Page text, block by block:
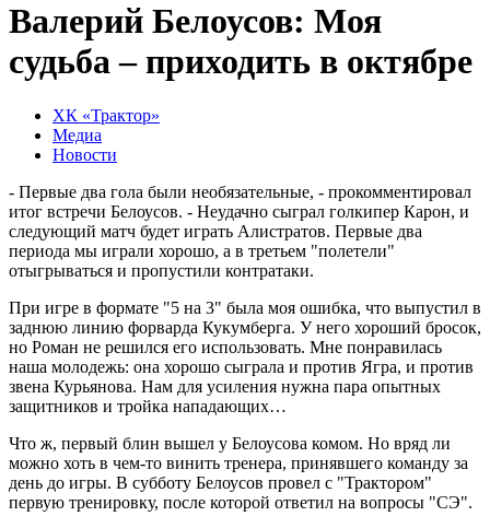
Валерий Белоусов: Моя
судьба – приходить в октябре
ХК «Трактор»
Медиа
Новости
- Первые два гола были необязательные, - прокомментировал
итог встречи Белоусов. - Неудачно сыграл голкипер Карон, и
следующий матч будет играть Алистратов. Первые два
периода мы играли хорошо, а в третьем "полетели"
отыгрываться и пропустили контратаки.
При игре в формате "5 на 3" была моя ошибка, что выпустил в
заднюю линию форварда Кукумберга. У него хороший бросок,
но Роман не решился его использовать. Мне понравилась
наша молодежь: она хорошо сыграла и против Ягра, и против
звена Курьянова. Нам для усиления нужна пара опытных
защитников и тройка нападающих…
Что ж, первый блин вышел у Белоусова комом. Но вряд ли
можно хоть в чем-то винить тренера, принявшего команду за
день до игры. В субботу Белоусов провел с "Трактором"
первую тренировку, после которой ответил на вопросы "СЭ".